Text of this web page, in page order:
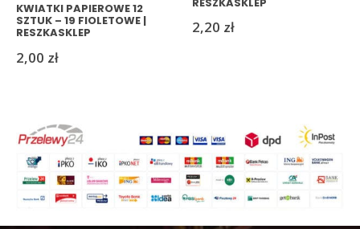
KWIATKI PAPIEROWE 12
SZTUK – 19 FIOLETOWE |
RESZKASKLEP
2,00 zł
2,20 zł